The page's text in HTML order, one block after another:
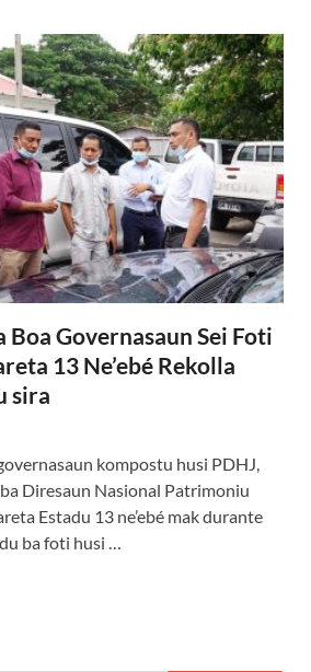
Governasaun Sei Foti
13 Ne’ebé Rekolla
sira
kompostu husi PDHJ,
Diresaun Nasional Patrimoniu
Estadu 13 ne’ebé mak durante
ba foti husi …